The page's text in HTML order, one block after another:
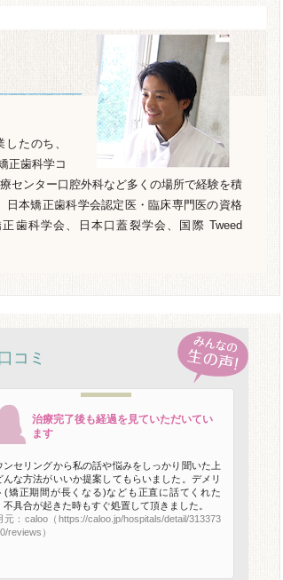
たのち、
正歯科学コ
センター口腔外科など多くの場所で経験を積
本矯正歯科学会認定医・臨床専門医の資格
歯科学会、日本口蓋裂学会、国際 Tweed
コミ
治療完了後も経過を見ていただいてい
ます
ンセリングから私の話や悩みをしっかり聞いた上
んな方法がいいか提案してもらいました。デメリ
(矯正期間が長くなる)なども正直に話てくれた
不具合が起きた時もすぐ処置して頂きました。
元：caloo（https://caloo.jp/hospitals/detail/313373
reviews）